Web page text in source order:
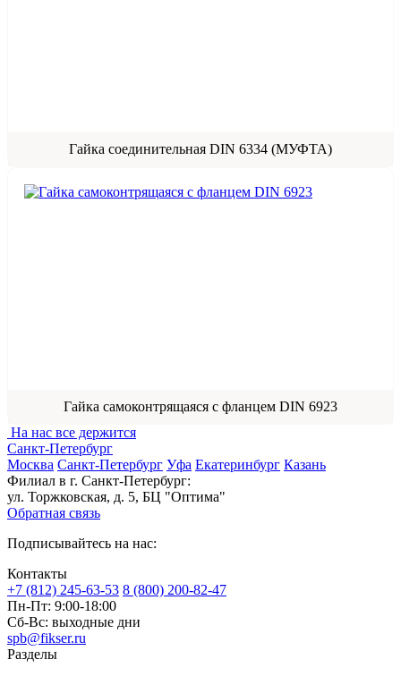
Гайка соединительная DIN 6334 (МУФТА)
Гайка самоконтрящаяся с фланцем DIN 6923
На нас все держится
Санкт-Петербург
Москва Санкт-Петербург Уфа Екатеринбург Казань
Филиал в г. Санкт-Петербург:
ул. Торжковская, д. 5, БЦ "Оптима"
Обратная связь
Подписывайтесь на нас:
Контакты
+7 (812) 245-63-53 8 (800) 200-82-47
Пн-Пт: 9:00-18:00
Сб-Вс: выходные дни
spb@fikser.ru
Разделы